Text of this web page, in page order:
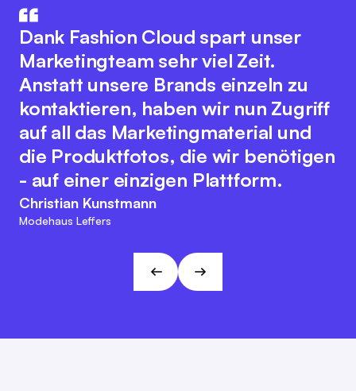
Die Integration unseres
Warenwirtschaftssystem mit
Fashion Cloud hat unsere internen
Abläufe deutlich verbessert. Wir
haben nun Bilder zu den einzelnen
Artikeln im System, was das interne
Reporting, unser
Retourenmanagement und die
Nachorder deutlich vereinfacht.
Marc Ramelow
Dank Fashion Cloud spart unser
Marketingteam sehr viel Zeit.
Anstatt unsere Brands einzeln zu
kontaktieren, haben wir nun Zugriff
auf all das Marketingmaterial und
die Produktfotos, die wir benötigen
- auf einer einzigen Plattform.
Christian Kunstmann
Modehaus Leffers
innovative Plattformgedanke
fördert eine nahtlose
Zusammenarbeit aller
Branchenakteure zur Optimierung
digitaler Prozesse. Dabei bewahrt
sich das Team der Fashion Cloud
ihren kundenfreundlichen und
agilen Charakter. Diese
Herangehensweise passt zu den